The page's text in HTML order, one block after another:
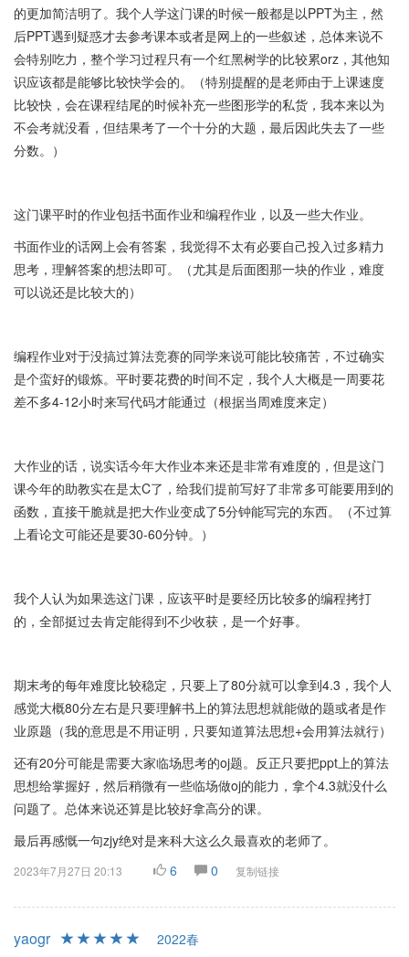
的更加简洁明了。我个人学这门课的时候一般都是以PPT为主，然
后PPT遇到疑惑才去参考课本或者是网上的一些叙述，总体来说不
会特别吃力，整个学习过程只有一个红黑树学的比较累orz，其他知
识应该都是能够比较快学会的。（特别提醒的是老师由于上课速度
比较快，会在课程结尾的时候补充一些图形学的私货，我本来以为
不会考就没看，但结果考了一个十分的大题，最后因此失去了一些
分数。）
这门课平时的作业包括书面作业和编程作业，以及一些大作业。
书面作业的话网上会有答案，我觉得不太有必要自己投入过多精力
思考，理解答案的想法即可。（尤其是后面图那一块的作业，难度
可以说还是比较大的）
编程作业对于没搞过算法竞赛的同学来说可能比较痛苦，不过确实
是个蛮好的锻炼。平时要花费的时间不定，我个人大概是一周要花
差不多4-12小时来写代码才能通过（根据当周难度来定）
大作业的话，说实话今年大作业本来还是非常有难度的，但是这门
课今年的助教实在是太C了，给我们提前写好了非常多可能要用到的
函数，直接干脆就是把大作业变成了5分钟能写完的东西。（不过算
上看论文可能还是要30-60分钟。）
我个人认为如果选这门课，应该平时是要经历比较多的编程拷打
的，全部挺过去肯定能得到不少收获，是一个好事。
期末考的每年难度比较稳定，只要上了80分就可以拿到4.3，我个人
感觉大概80分左右是只要理解书上的算法思想就能做的题或者是作
业原题（我的意思是不用证明，只要知道算法思想+会用算法就行）
还有20分可能是需要大家临场思考的oj题。反正只要把ppt上的算法
思想给掌握好，然后稍微有一些临场做oj的能力，拿个4.3就没什么
问题了。总体来说还算是比较好拿高分的课。
最后再感慨一句zjy绝对是来科大这么久最喜欢的老师了。
2023年7月27日 20:13 6 0 复制链接
yaogr
2022春